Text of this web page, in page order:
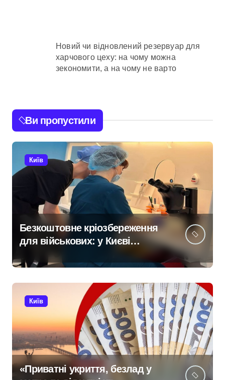
Новий чи відновлений резервуар для
харчового цеху: на чому можна
зекономити, а на чому не варто
Ви пропустили
Київ
Безкоштовне кріозбереження
для військових: у Києві
оновили центр
репродуктивної медицини
Київ
«Приватні укриття, безлад у